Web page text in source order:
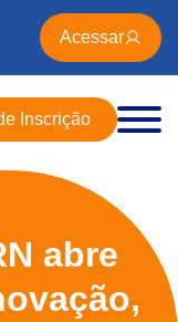
Acessar
Inscrição
abre